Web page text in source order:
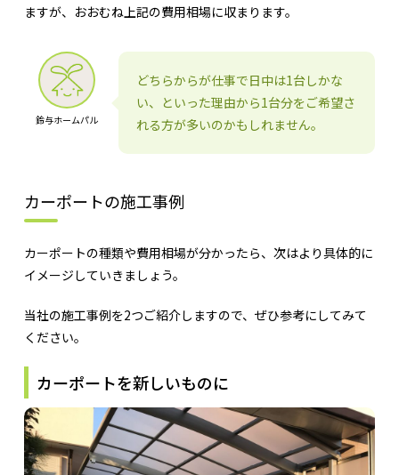
ますが、おおむね上記の費用相場に収まります。
鈴与ホームパル
どちらからが仕事で日中は1台しかな
い、といった理由から1台分をご希望さ
れる方が多いのかもしれません。
カーポートの施工事例
カーポートの種類や費用相場が分かったら、次はより具体的に
イメージしていきましょう。
当社の施工事例を2つご紹介しますので、ぜひ参考にしてみて
ください。
カーポートを新しいものに